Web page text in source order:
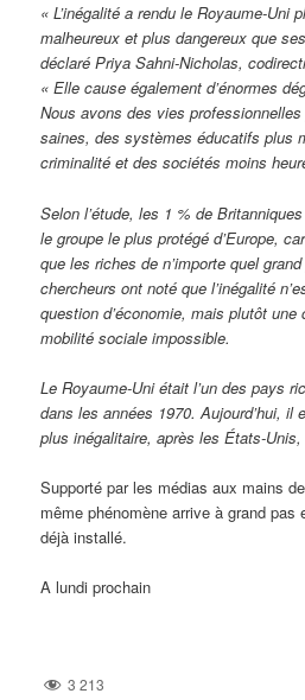
« L’inégalité a rendu le Royaume-Uni
malheureux et plus dangereux que
déclaré Priya Sahni-Nicholas,
« Elle cause également d’énormes
Nous avons des vies
saines, des systèmes éducatifs plus
criminalité et des sociétés moins
Selon l’étude, les 1 % de
le groupe le plus protégé d’Europe,
que les riches de n’importe quel
chercheurs ont noté que l’inégalité
question d’économie, mais plutôt
mobilité sociale impossible.
Le Royaume-Uni était l’un des pays
dans les années 1970. Aujourd’hui, il
plus inégalitaire, après les États-
Supporté par les médias aux mains
même phénomène arrive à grand
déjà installé.
A lundi prochain
3 213